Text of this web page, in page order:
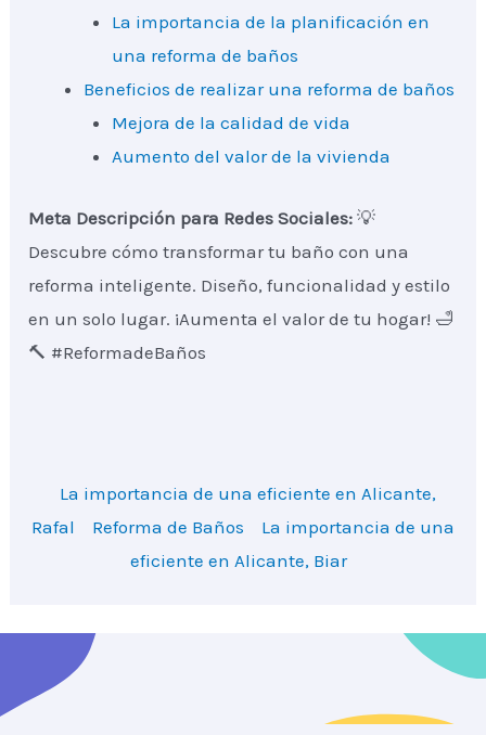
La importancia de la planificación en
una reforma de baños
Beneficios de realizar una reforma de baños
Mejora de la calidad de vida
Aumento del valor de la vivienda
Meta Descripción para Redes Sociales: 💡
Descubre cómo transformar tu baño con una
reforma inteligente. Diseño, funcionalidad y estilo
en un solo lugar. ¡Aumenta el valor de tu hogar! 🛁
🔨 #ReformadeBaños
La importancia de una eficiente en Alicante,
Rafal
Reforma de Baños
La importancia de una
eficiente en Alicante, Biar